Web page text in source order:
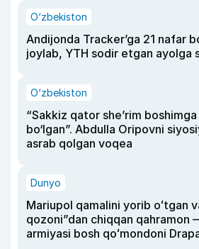
O‘zbekiston
Andijonda Tracker’ga 21 nafar
joylab, YTH sodir etgan ayolga
O‘zbekiston
“Sakkiz qator she’rim
bo‘lgan”. Abdulla Oripovni
asrab qolgan voqea
Dunyo
Mariupol qamalini yorib oʻtgan
qozoni”dan chiqqan qahramon
armiyasi bosh qoʻmondoni